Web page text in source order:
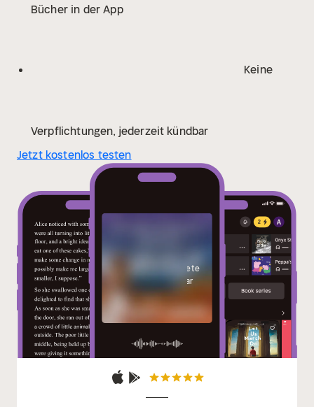
Bücher in der App
Keine
Verpflichtungen, jederzeit kündbar
Jetzt kostenlos testen
nur für angemeldete
Benutzer sichtbar